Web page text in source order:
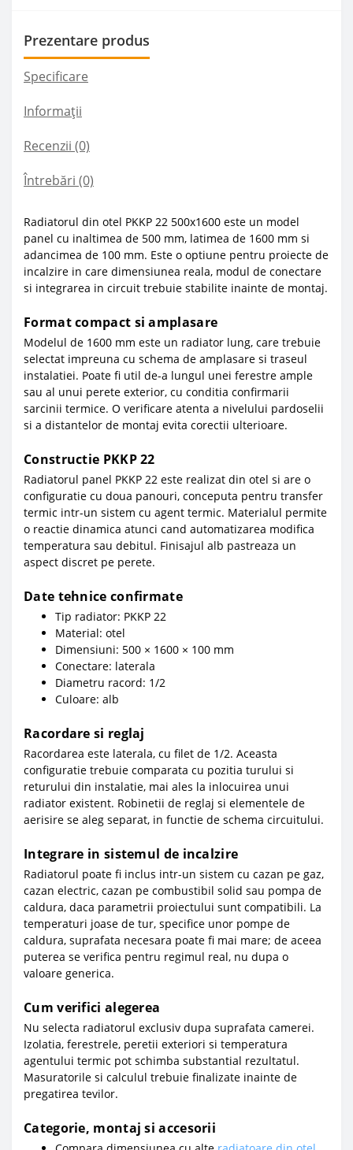
Prezentare produs
Specificare
Informații
Recenzii (0)
Întrebări (0)
Radiatorul din otel PKKP 22 500x1600 este un model
panel cu inaltimea de 500 mm, latimea de 1600 mm si
adancimea de 100 mm. Este o optiune pentru proiecte de
incalzire in care dimensiunea reala, modul de conectare
si integrarea in circuit trebuie stabilite inainte de montaj.
Format compact si amplasare
Modelul de 1600 mm este un radiator lung, care trebuie
selectat impreuna cu schema de amplasare si traseul
instalatiei. Poate fi util de-a lungul unei ferestre ample
sau al unui perete exterior, cu conditia confirmarii
sarcinii termice. O verificare atenta a nivelului pardoselii
si a distantelor de montaj evita corectii ulterioare.
Constructie PKKP 22
Radiatorul panel PKKP 22 este realizat din otel si are o
configuratie cu doua panouri, conceputa pentru transfer
termic intr-un sistem cu agent termic. Materialul permite
o reactie dinamica atunci cand automatizarea modifica
temperatura sau debitul. Finisajul alb pastreaza un
aspect discret pe perete.
Date tehnice confirmate
Tip radiator: PKKP 22
Material: otel
Dimensiuni: 500 × 1600 × 100 mm
Conectare: laterala
Diametru racord: 1/2
Culoare: alb
Racordare si reglaj
Racordarea este laterala, cu filet de 1/2. Aceasta
configuratie trebuie comparata cu pozitia turului si
returului din instalatie, mai ales la inlocuirea unui
radiator existent. Robinetii de reglaj si elementele de
aerisire se aleg separat, in functie de schema circuitului.
Integrare in sistemul de incalzire
Radiatorul poate fi inclus intr-un sistem cu cazan pe gaz,
cazan electric, cazan pe combustibil solid sau pompa de
caldura, daca parametrii proiectului sunt compatibili. La
temperaturi joase de tur, specifice unor pompe de
caldura, suprafata necesara poate fi mai mare; de aceea
puterea se verifica pentru regimul real, nu dupa o
valoare generica.
Cum verifici alegerea
Nu selecta radiatorul exclusiv dupa suprafata camerei.
Izolatia, ferestrele, peretii exteriori si temperatura
agentului termic pot schimba substantial rezultatul.
Masuratorile si calculul trebuie finalizate inainte de
pregatirea tevilor.
Categorie, montaj si accesorii